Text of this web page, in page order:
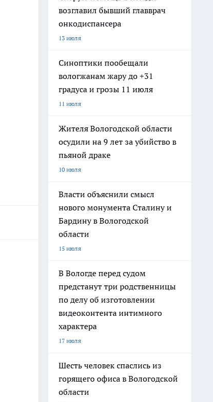
возглавил бывший главврач
онкодиспансера
13 июля
Синоптики пообещали
вологжанам жару до +31
градуса и грозы 11 июля
11 июля
Жителя Вологодской области
осудили на 9 лет за убийство в
пьяной драке
10 июля
Власти объяснили смысл
нового монумента Сталину и
Бардину в Вологодской
области
15 июля
В Вологде перед судом
предстанут три родственницы
по делу об изготовлении
видеоконтента интимного
характера
17 июля
Шесть человек спаслись из
горящего офиса в Вологодской
области